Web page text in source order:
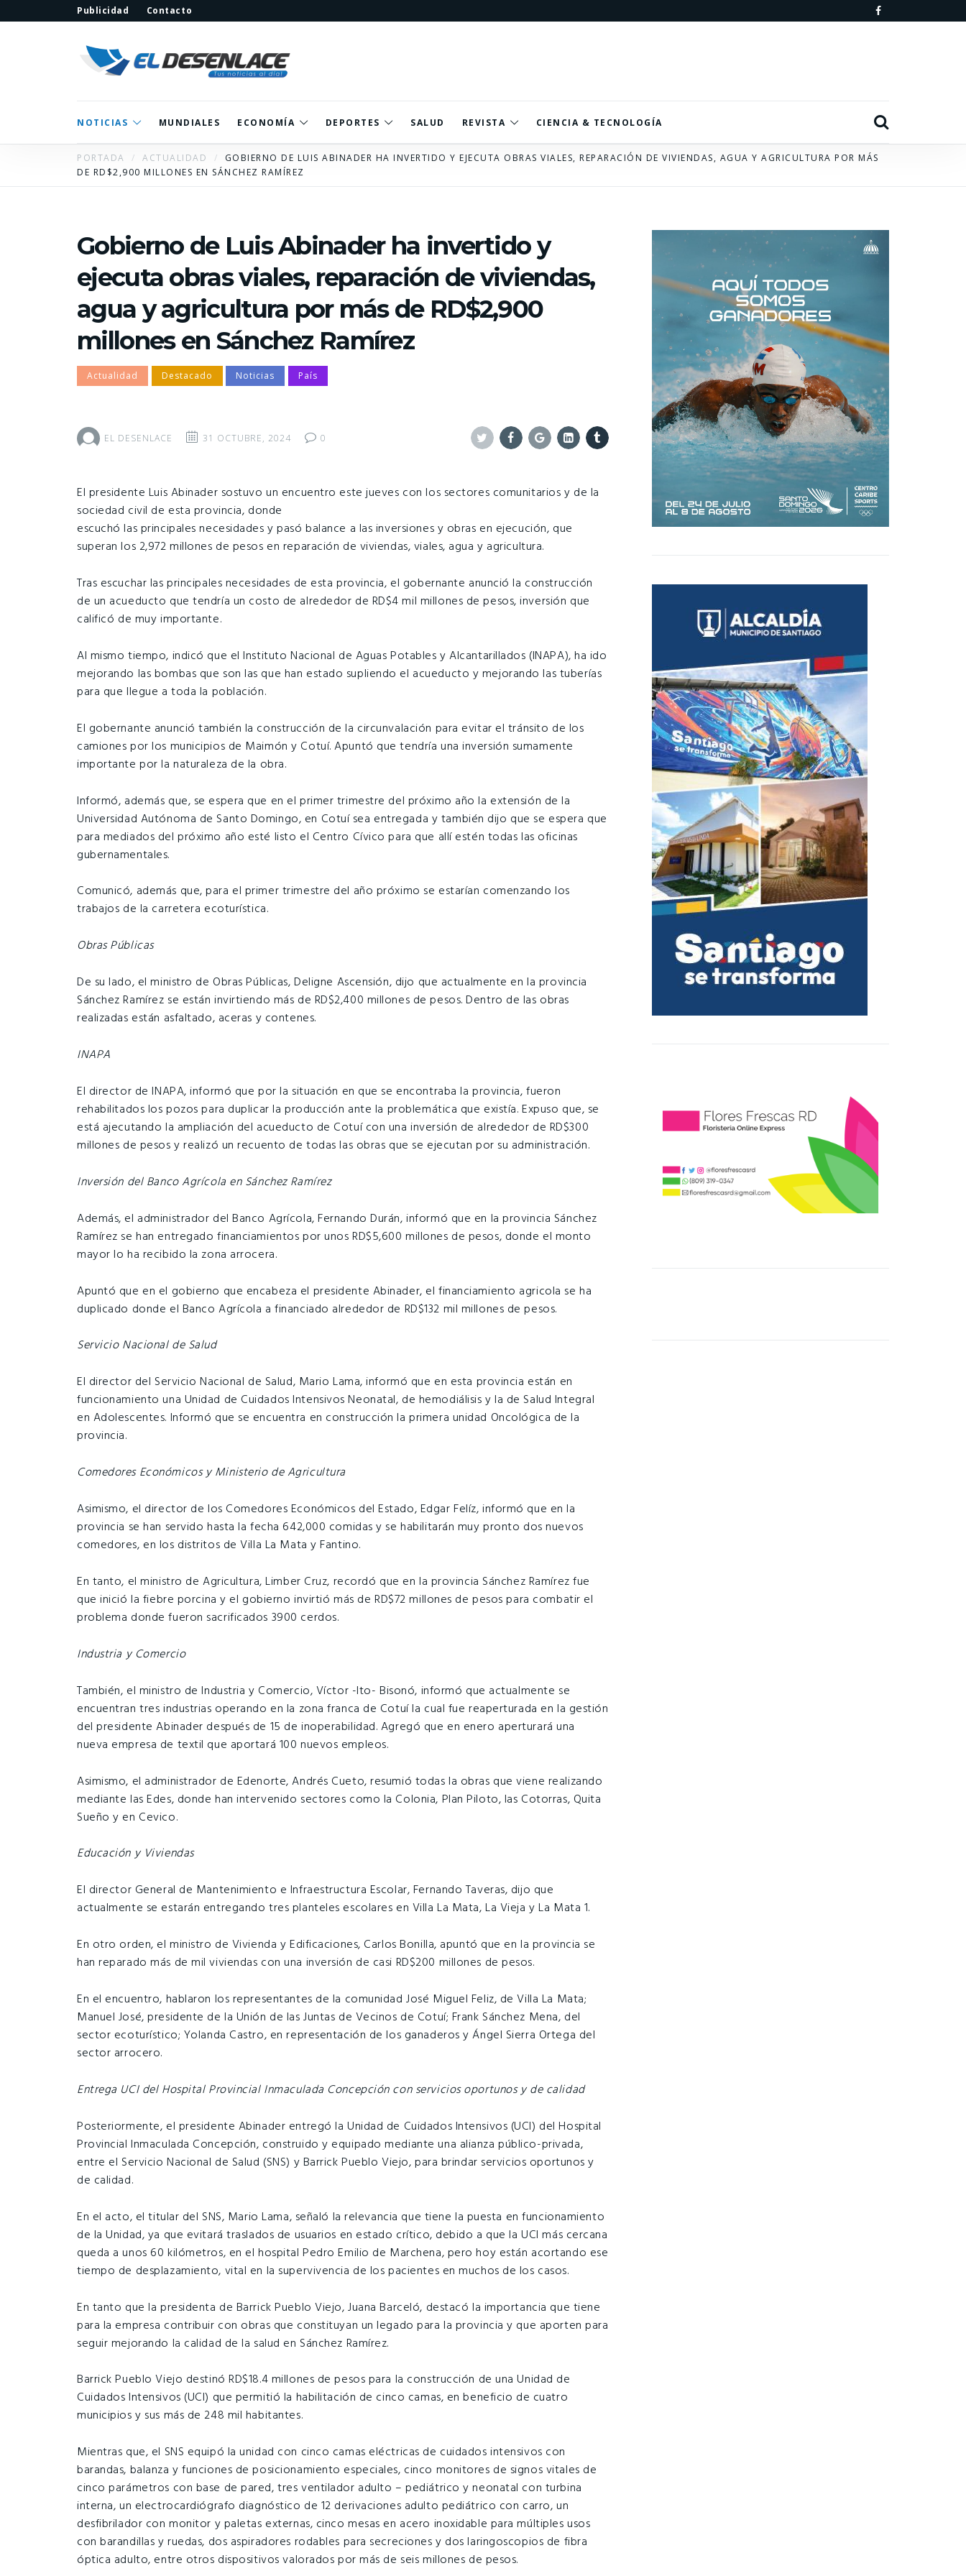
Publicidad Contacto
b
Search
NOTICIAS MUNDIALES ECONOMÍA DEPORTES SALUD REVISTA CIENCIA & TECNOLOGÍA
PORTADA ACTUALIDAD
GOBIERNO DE LUIS ABINADER HA INVERTIDO Y EJECUTA OBRAS VIALES, REPARACIÓN DE VIVIENDAS, AGUA Y AGRICULTURA POR MÁS
DE RD$2,900 MILLONES EN SÁNCHEZ RAMÍREZ
Gobierno de Luis Abinader ha invertido y
ejecuta obras viales, reparación de viviendas,
agua y agricultura por más de RD$2,900
millones en Sánchez Ramírez
Actualidad Destacado Noticias País
EL DESENLACE 31 OCTUBRE, 2024
0
El presidente Luis Abinader sostuvo un encuentro este jueves con los sectores comunitarios y de la
sociedad civil de esta provincia, donde
escuchó las principales necesidades y pasó balance a las inversiones y obras en ejecución, que
superan los 2,972 millones de pesos en reparación de viviendas, viales, agua y agricultura.
Tras escuchar las principales necesidades de esta provincia, el gobernante anunció la construcción
de un acueducto que tendría un costo de alrededor de RD$4 mil millones de pesos, inversión que
calificó de muy importante.
Al mismo tiempo, indicó que el Instituto Nacional de Aguas Potables y Alcantarillados (INAPA), ha ido
mejorando las bombas que son las que han estado supliendo el acueducto y mejorando las tuberías
para que llegue a toda la población.
El gobernante anunció también la construcción de la circunvalación para evitar el tránsito de los
camiones por los municipios de Maimón y Cotuí. Apuntó que tendría una inversión sumamente
importante por la naturaleza de la obra.
Informó, además que, se espera que en el primer trimestre del próximo año la extensión de la
Universidad Autónoma de Santo Domingo, en Cotuí sea entregada y también dijo que se espera que
para mediados del próximo año esté listo el Centro Cívico para que allí estén todas las oficinas
gubernamentales.
Comunicó, además que, para el primer trimestre del año próximo se estarían comenzando los
trabajos de la carretera ecoturística.
Obras Públicas
De su lado, el ministro de Obras Públicas, Deligne Ascensión, dijo que actualmente en la provincia
Sánchez Ramírez se están invirtiendo más de RD$2,400 millones de pesos. Dentro de las obras
realizadas están asfaltado, aceras y contenes.
INAPA
El director de INAPA, informó que por la situación en que se encontraba la provincia, fueron
rehabilitados los pozos para duplicar la producción ante la problemática que existía. Expuso que, se
está ajecutando la ampliación del acueducto de Cotuí con una inversión de alrededor de RD$300
millones de pesos y realizó un recuento de todas las obras que se ejecutan por su administración.
Inversión del Banco Agrícola en Sánchez Ramírez
Además, el administrador del Banco Agrícola, Fernando Durán, informó que en la provincia Sánchez
Ramírez se han entregado financiamientos por unos RD$5,600 millones de pesos, donde el monto
mayor lo ha recibido la zona arrocera.
Apuntó que en el gobierno que encabeza el presidente Abinader, el financiamiento agricola se ha
duplicado donde el Banco Agrícola a financiado alrededor de RD$132 mil millones de pesos.
Servicio Nacional de Salud
El director del Servicio Nacional de Salud, Mario Lama, informó que en esta provincia están en
funcionamiento una Unidad de Cuidados Intensivos Neonatal, de hemodiálisis y la de Salud Integral
en Adolescentes. Informó que se encuentra en construcción la primera unidad Oncológica de la
provincia.
Comedores Económicos y Ministerio de Agricultura
Asimismo, el director de los Comedores Económicos del Estado, Edgar Felíz, informó que en la
provincia se han servido hasta la fecha 642,000 comidas y se habilitarán muy pronto dos nuevos
comedores, en los distritos de Villa La Mata y Fantino.
En tanto, el ministro de Agricultura, Limber Cruz, recordó que en la provincia Sánchez Ramírez fue
que inició la fiebre porcina y el gobierno invirtió más de RD$72 millones de pesos para combatir el
problema donde fueron sacrificados 3900 cerdos.
Industria y Comercio
También, el ministro de Industria y Comercio, Víctor -Ito- Bisonó, informó que actualmente se
encuentran tres industrias operando en la zona franca de Cotuí la cual fue reaperturada en la gestión
del presidente Abinader después de 15 de inoperabilidad. Agregó que en enero aperturará una
nueva empresa de textil que aportará 100 nuevos empleos.
Asimismo, el administrador de Edenorte, Andrés Cueto, resumió todas la obras que viene realizando
mediante las Edes, donde han intervenido sectores como la Colonia, Plan Piloto, las Cotorras, Quita
Sueño y en Cevico.
Educación y Viviendas
El director General de Mantenimiento e Infraestructura Escolar, Fernando Taveras, dijo que
actualmente se estarán entregando tres planteles escolares en Villa La Mata, La Vieja y La Mata 1.
En otro orden, el ministro de Vivienda y Edificaciones, Carlos Bonilla, apuntó que en la provincia se
han reparado más de mil viviendas con una inversión de casi RD$200 millones de pesos.
En el encuentro, hablaron los representantes de la comunidad José Miguel Feliz, de Villa La Mata;
Manuel José, presidente de la Unión de las Juntas de Vecinos de Cotuí; Frank Sánchez Mena, del
sector ecoturístico; Yolanda Castro, en representación de los ganaderos y Ángel Sierra Ortega del
sector arrocero.
Entrega UCI del Hospital Provincial Inmaculada Concepción con servicios oportunos y de calidad
Posteriormente, el presidente Abinader entregó la Unidad de Cuidados Intensivos (UCI) del Hospital
Provincial Inmaculada Concepción, construido y equipado mediante una alianza público-privada,
entre el Servicio Nacional de Salud (SNS) y Barrick Pueblo Viejo, para brindar servicios oportunos y
de calidad.
En el acto, el titular del SNS, Mario Lama, señaló la relevancia que tiene la puesta en funcionamiento
de la Unidad, ya que evitará traslados de usuarios en estado crítico, debido a que la UCI más cercana
queda a unos 60 kilómetros, en el hospital Pedro Emilio de Marchena, pero hoy están acortando ese
tiempo de desplazamiento, vital en la supervivencia de los pacientes en muchos de los casos.
En tanto que la presidenta de Barrick Pueblo Viejo, Juana Barceló, destacó la importancia que tiene
para la empresa contribuir con obras que constituyan un legado para la provincia y que aporten para
seguir mejorando la calidad de la salud en Sánchez Ramírez.
Barrick Pueblo Viejo destinó RD$18.4 millones de pesos para la construcción de una Unidad de
Cuidados Intensivos (UCI) que permitió la habilitación de cinco camas, en beneficio de cuatro
municipios y sus más de 248 mil habitantes.
Mientras que, el SNS equipó la unidad con cinco camas eléctricas de cuidados intensivos con
barandas, balanza y funciones de posicionamiento especiales, cinco monitores de signos vitales de
cinco parámetros con base de pared, tres ventilador adulto – pediátrico y neonatal con turbina
interna, un electrocardiógrafo diagnóstico de 12 derivaciones adulto pediátrico con carro, un
desfibrilador con monitor y paletas externas, cinco mesas en acero inoxidable para múltiples usos
con barandillas y ruedas, dos aspiradores rodables para secreciones y dos laringoscopios de fibra
óptica adulto, entre otros dispositivos valorados por más de seis millones de pesos.